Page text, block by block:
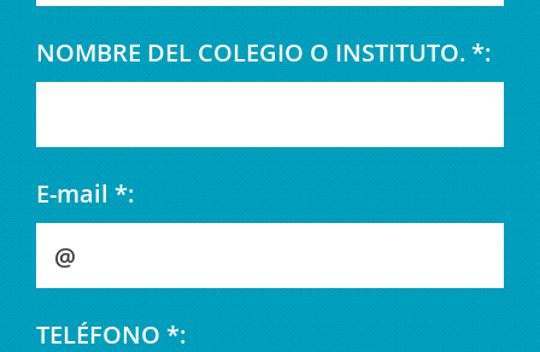
NOMBRE DEL COLEGIO O INSTITUTO. *:
E-mail *:
TELÉFONO *: